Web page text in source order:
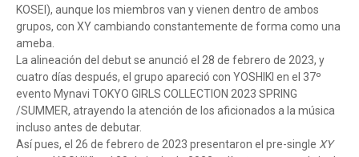
KOSEI), aunque los miembros van y vienen dentro de ambos
grupos, con XY cambiando constantemente de forma como una
ameba.
La alineación del debut se anunció el 28 de febrero de 2023, y
cuatro días después, el grupo apareció con YOSHIKI en el 37º
evento Mynavi TOKYO GIRLS COLLECTION 2023 SPRING
/SUMMER, atrayendo la atención de los aficionados a la música
incluso antes de debutar.
Así pues, el 26 de febrero de 2023 presentaron el pre-single XY